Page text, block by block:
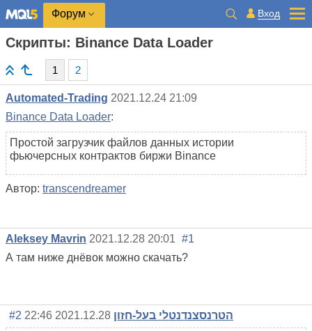
Форум Вход
Скрипты: Binance Data Loader
1 2
Automated-Trading 2021.12.24 21:09
Binance Data Loader:
Простой загрузчик файлов данных истории
фьючерсных контрактов биржи Binance
Автор: transcendreamer
Aleksey Mavrin 2021.12.28 20:01 #1
А там ниже днёвок можно скачать?
הטרנסצנדנטלי בעל-חזון 2021.12.28 22:46
#2